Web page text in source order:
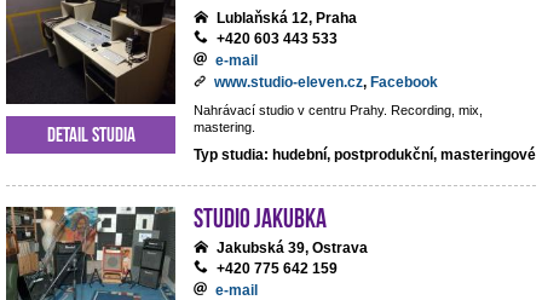
Lublaňská 12, Praha
+420 603 443 533
e-mail
www.studio-eleven.cz, Facebook
Nahrávací studio v centru Prahy. Recording, mix,
mastering.
Typ studia: hudební, postprodukční, masteringové
Detail studia
Studio Jakubka
Jakubská 39, Ostrava
+420 775 642 159
e-mail